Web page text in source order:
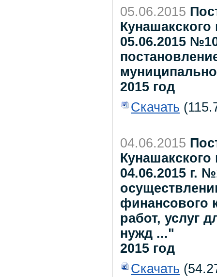
05.06.2015
05.06.2015
2015 год
Скачать
04.06.2015
04.06.2015 г.
финансового
работ, услуг
нужд ..."
2015 год
Скачать